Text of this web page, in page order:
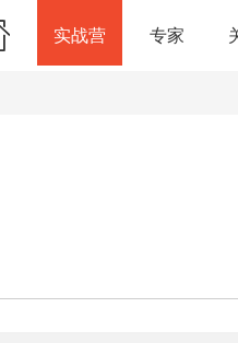
实战营 专家